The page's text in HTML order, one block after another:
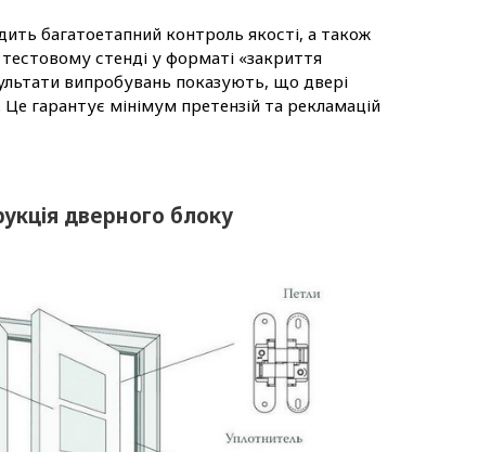
багатоетапний контроль якості, а також
стенді у форматі «закриття
випробувань показують, що двері
гарантує мінімум претензій та рекламацій
дверного блоку